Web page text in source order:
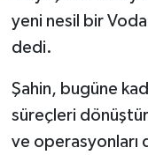
yeni nesil bir
dedi.
Şahin, bugüne
süreçleri
ve operasyonları